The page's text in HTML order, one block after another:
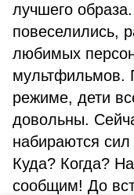
лучшего
повеселились,
любимых
мультфильмов.
режиме, дети
довольны.
набираются
Куда? Когда?
сообщим! До